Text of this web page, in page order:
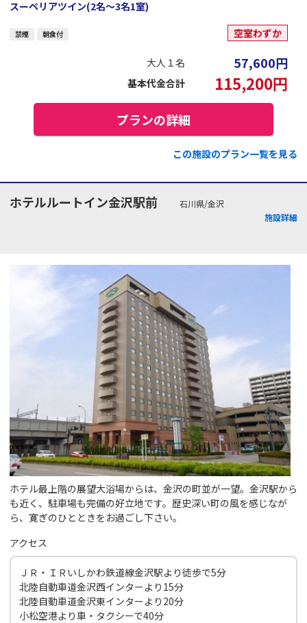
スーペリアツイン(2名～3名1室)
禁煙 朝食付 空室わずか
大人１名 57,600円
基本代金合計 115,200円
プランの詳細
この施設のプラン一覧を見る
ホテルルートイン金沢駅前
石川県/金沢
施設詳細
ホテル最上階の展望大浴場からは、金沢の町並が一望。金沢駅から
も近く、駐車場も完備の好立地です。歴史深い町の風を感じなが
ら、寛ぎのひとときをお過ごし下さい。
アクセス
ＪＲ・ＩＲいしかわ鉄道線金沢駅より徒歩で5分
北陸自動車道金沢西インターより15分
北陸自動車道金沢東インターより20分
小松空港より車・タクシーで40分